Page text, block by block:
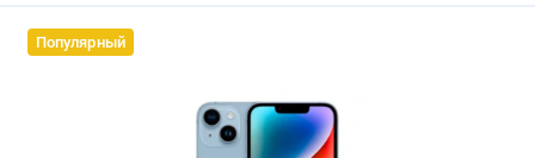
Популярный